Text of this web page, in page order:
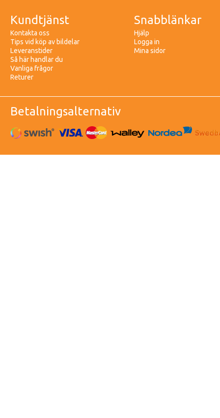
Kundtjänst
Kontakta oss
Tips vid köp av bildelar
Leveranstider
Så här handlar du
Vanliga frågor
Returer
Snabblänkar
Hjälp
Logga in
Mina sidor
Betalningsalternativ